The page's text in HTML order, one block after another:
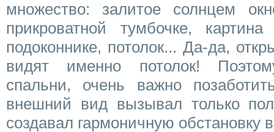
множество: залитое солнцем
прикроватной тумбочке,
подоконнике, потолок... Да-да,
видят именно потолок!
спальни, очень важно
внешний вид вызывал только
создавал гармоничную обстановку